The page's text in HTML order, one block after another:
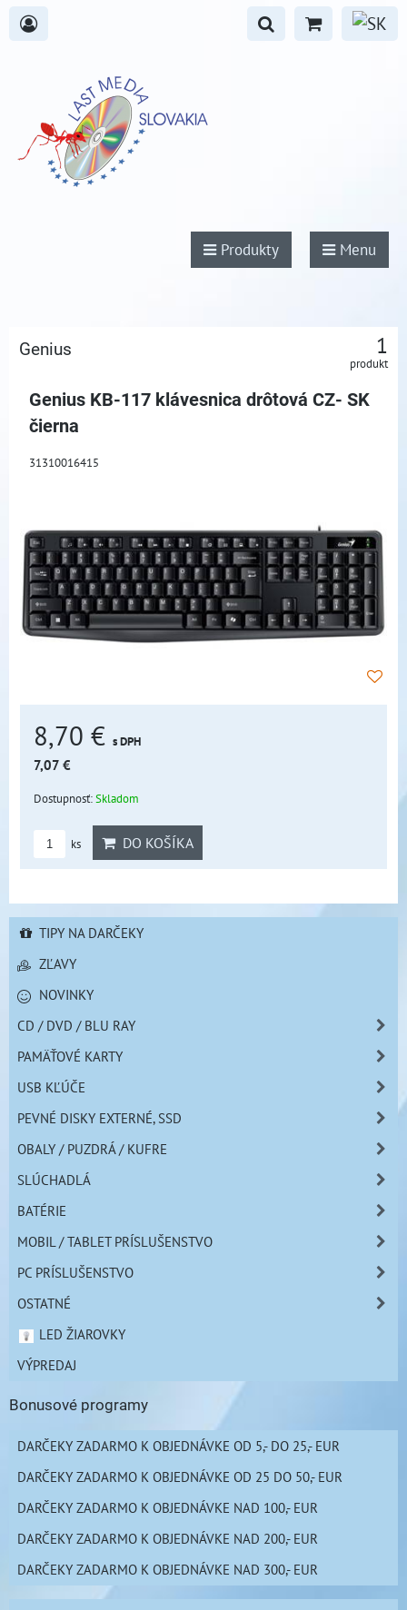
Produkty Menu
Genius 1
produkt
Genius KB-117 klávesnica drôtová CZ- SK
čierna
31310016415
8,70 € s DPH
7,07 €
Dostupnosť:Skladom
ks DO KOŠÍKA
TIPY NA DARČEKY
ZĽAVY
NOVINKY
CD / DVD / BLU RAY
PAMÄŤOVÉ KARTY
USB KĽÚČE
PEVNÉ DISKY EXTERNÉ, SSD
OBALY / PUZDRÁ / KUFRE
SLÚCHADLÁ
BATÉRIE
MOBIL / TABLET PRÍSLUŠENSTVO
PC PRÍSLUŠENSTVO
OSTATNÉ
LED ŽIAROVKY
VÝPREDAJ
Bonusové programy
DARČEKY ZADARMO K OBJEDNÁVKE OD 5,- DO 25,- EUR
DARČEKY ZADARMO K OBJEDNÁVKE OD 25 DO 50,- EUR
DARČEKY ZADARMO K OBJEDNÁVKE NAD 100,- EUR
DARČEKY ZADARMO K OBJEDNÁVKE NAD 200,- EUR
DARČEKY ZADARMO K OBJEDNÁVKE NAD 300,- EUR